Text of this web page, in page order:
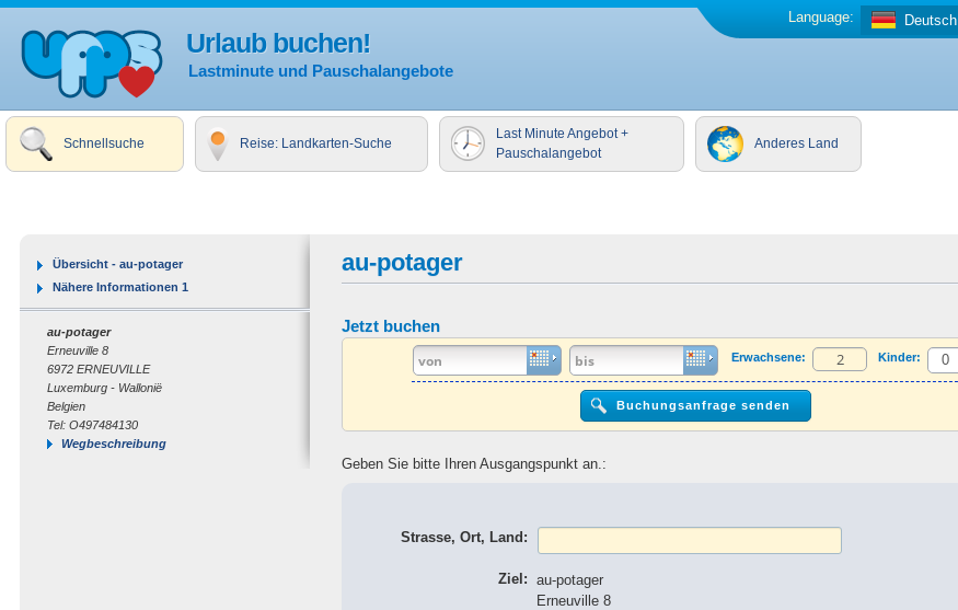
Urlaub buchen!
Lastminute und Pauschalangebote
Deutsch
Language:
Schnellsuche Reise: Landkarten-Suche
Last Minute Angebot +
Pauschalangebot
Anderes Land
au-potager
Jetzt buchen
Erwachsene: Kinder:
Geben Sie bitte Ihren Ausgangspunkt an.:
Strasse, Ort, Land:
Ziel: au-potager
Erneuville 8
Übersicht - au-potager
Nähere Informationen 1
au-potager
Erneuville 8
6972 ERNEUVILLE
Luxemburg - Wallonië
Belgien
Tel: O497484130
Wegbeschreibung